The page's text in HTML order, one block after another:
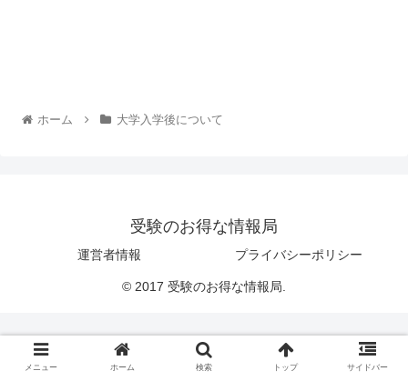
ホーム 大学入学後について
受験のお得な情報局
運営者情報 プライバシーポリシー
© 2017 受験のお得な情報局.
メニュー ホーム 検索 トップ サイドバー